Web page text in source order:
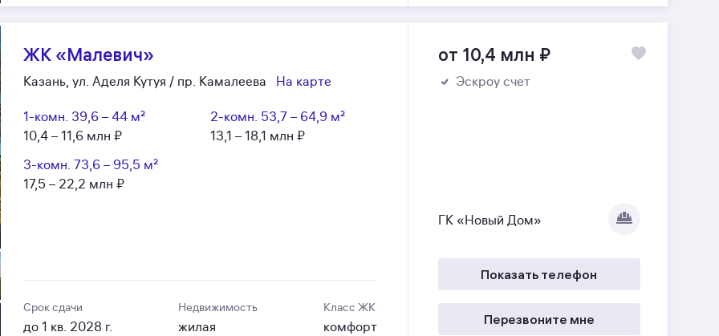
ЖК «Малевич»
Казань, ул. Аделя Кутуя / пр. Камалеева На карте
1-комн. 39,6 – 44 м²
10,4 – 11,6 млн ₽
2-комн. 53,7 – 64,9 м²
13,1 – 18,1 млн ₽
3-комн. 73,6 – 95,5 м²
17,5 – 22,2 млн ₽
Срок сдачи
до 1 кв. 2028 г.
Недвижимость
жилая
Класс ЖК
комфорт
от 10,4 млн ₽
Эскроу счет
ГК «Новый Дом»
Показать телефон
Перезвоните мне